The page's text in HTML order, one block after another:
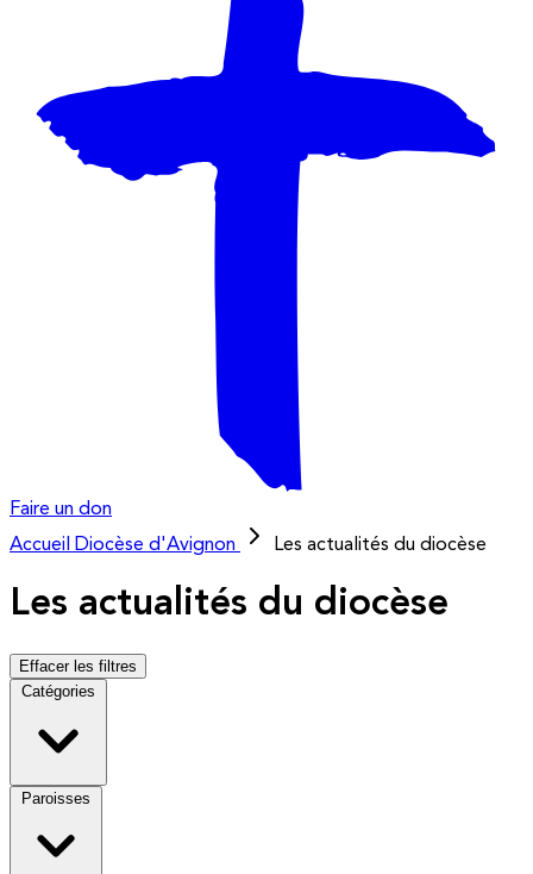
Faire un don
Accueil
Diocèse d'Avignon Les actualités du diocèse
Les actualités du diocèse
Effacer les filtres
Catégories
Paroisses